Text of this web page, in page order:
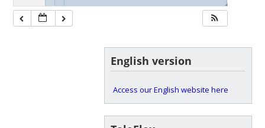
◢◢◢
English version
Access our English website here